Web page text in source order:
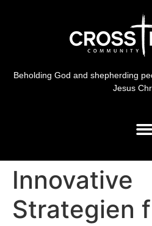
Beholding God and shepherding
Jesus
Innovative
Strategien